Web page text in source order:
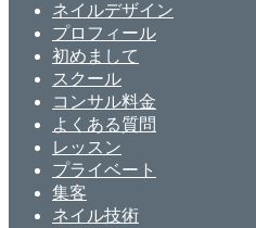
ネイルデザイン
プロフィール
初めまして
スクール
コンサル料金
よくある質問
レッスン
プライベート
集客
ネイル技術